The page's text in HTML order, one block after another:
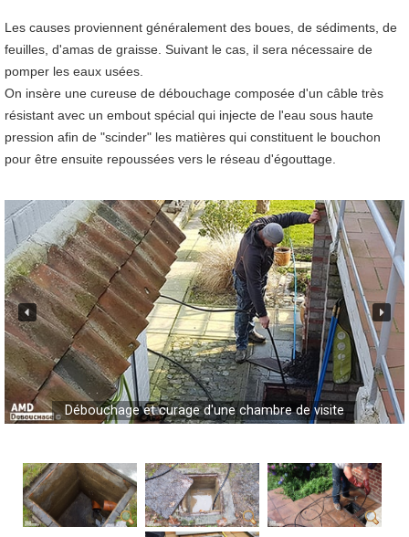
Les causes proviennent généralement des boues, de sédiments, de
feuilles, d'amas de graisse. Suivant le cas, il sera nécessaire de
pomper les eaux usées.
On insère une cureuse de débouchage composée d'un câble très
résistant avec un embout spécial qui injecte de l'eau sous haute
pression afin de "scinder" les matières qui constituent le bouchon
pour être ensuite repoussées vers le réseau d'égouttage.
Débouchage et curage d'une chambre de visite